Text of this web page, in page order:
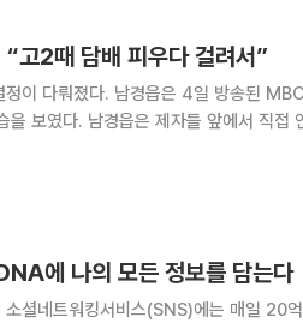
고2때 담배 피우다 걸려서”
MBC ‘사람이 좋다’에 출연해 뮤지
을 보였다. 남경읍은 제자들 앞에서 직접
니라 조승우, 박건형, 최
에 나의 모든 정보를 담는다
소셜네트워킹서비스(SNS)에는 매일 20